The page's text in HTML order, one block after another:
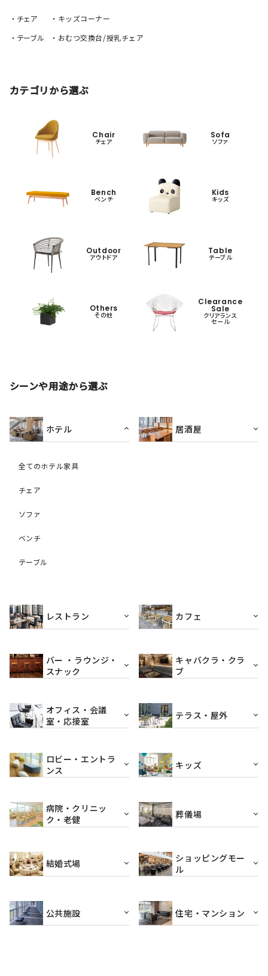
・チェア
・テーブル
・キッズコーナー
・おむつ交換台/授乳チェア
カテゴリから選ぶ
Chair
チェア
Sofa
ソファ
Bench
ベンチ
Kids
キッズ
Outdoor
アウトドア
Table
テーブル
Others
その他
Clearance
Sale
クリアランス
セール
シーンや用途から選ぶ
ホテル
全てのホテル家具
チェア
ソファ
ベンチ
テーブル
居酒屋
レストラン カフェ
バー ・ラウンジ・
スナック
キャバクラ・クラ
ブ
オフィス・会議
室・応接室
テラス・屋外
ロビー・エントラ
ンス
キッズ
病院・クリニッ
ク・老健
葬儀場
結婚式場
ショッピングモー
ル
公共施設 住宅・マンション